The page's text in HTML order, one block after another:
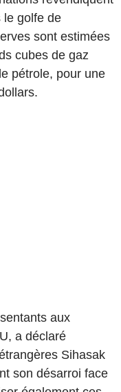
le golfe de
sont estimées
cubes de gaz
pétrole, pour une
aux
a déclaré
Sihasak
son désarroi face